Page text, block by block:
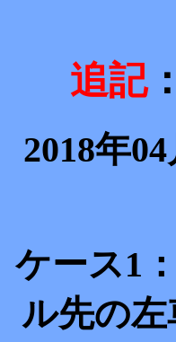
追記
2018年
ケース1
ル先の